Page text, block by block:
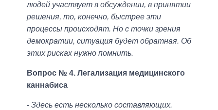
людей участвует в обсуждении, в принятии
решения, то, конечно, быстрее эти
процессы происходят. Но с точки зрения
демократии, ситуация будет обратная. Об
этих рисках нужно помнить.
Вопрос № 4. Легализация медицинского
каннабиса
- Здесь есть несколько составляющих.